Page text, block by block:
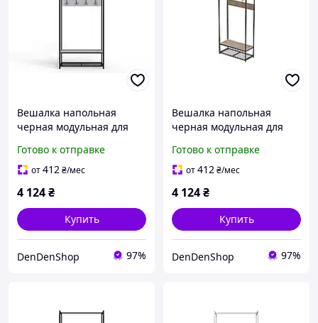
Вешалка напольная
черная модульная для
стильная вешалка для
прихожей с местом для
Готово к отправке
от412₴/мес
4 124₴
Купить
DenDenShop 97%
Вешалка напольная
черная модульная для
стильная вешалка для
прихожей с
Готово к отправке
от412₴/мес
4 124₴
Купить
DenDenShop 97%